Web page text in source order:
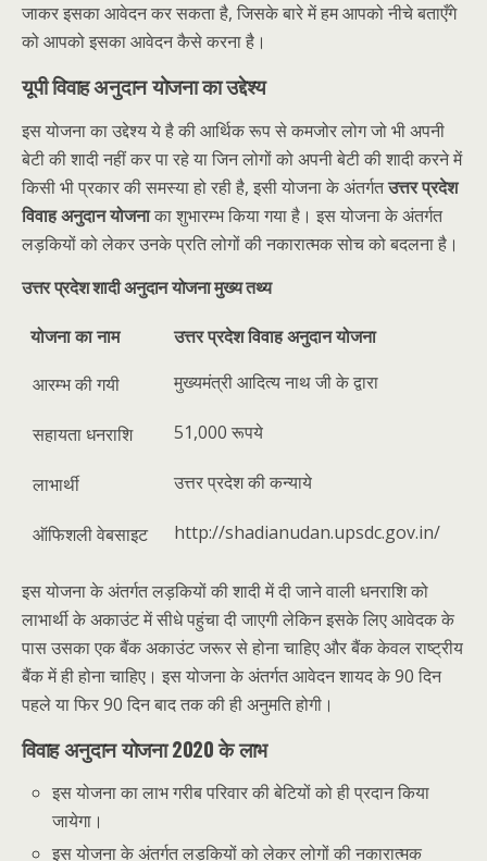
जाकर इसका आवेदन कर सकता है, जिसके बारे में हम आपको नीचे बताएँगे
को आपको इसका आवेदन कैसे करना है।
यूपी विवाह अनुदान योजना का उद्देश्य
इस योजना का उद्देश्य ये है की आर्थिक रूप से कमजोर लोग जो भी अपनी
बेटी की शादी नहीं कर पा रहे या जिन लोगों को अपनी बेटी की शादी करने में
किसी भी प्रकार की समस्या हो रही है, इसी योजना के अंतर्गतउत्तर प्रदेश
विवाह अनुदान योजनाका शुभारम्भ किया गया है। इस योजना के अंतर्गत
लड़कियों को लेकर उनके प्रति लोगों की नकारात्मक सोच को बदलना है।
उत्तर प्रदेश शादी अनुदान योजना मुख्य तथ्य
योजना का नाम
उत्तर प्रदेश विवाह अनुदान योजना
आरम्भ की गयी
मुख्यमंत्री आदित्य नाथ जी के द्वारा
सहायता धनराशि 51,000 रूपये
लाभार्थी उत्तर प्रदेश की कन्याये
ऑफिशली वेबसाइट http://shadianudan.upsdc.gov.in/
इस योजना के अंतर्गत लड़कियों की शादी में दी जाने वाली धनराशि को
लाभार्थी के अकाउंट में सीधे पहुंचा दी जाएगी लेकिन इसके लिए आवेदक के
पास उसका एक बैंक अकाउंट जरूर से होना चाहिए और बैंक केवल राष्ट्रीय
बैंक में ही होना चाहिए। इस योजना के अंतर्गत आवेदन शायद के 90 दिन
पहले या फिर 90 दिन बाद तक की ही अनुमति होगी।
विवाह अनुदान योजना 2020 के लाभ
इस योजना का लाभ गरीब परिवार की बेटियों को ही प्रदान किया
जायेगा।
इस योजना के अंतर्गत लड़कियों को लेकर लोगों की नकारात्मक